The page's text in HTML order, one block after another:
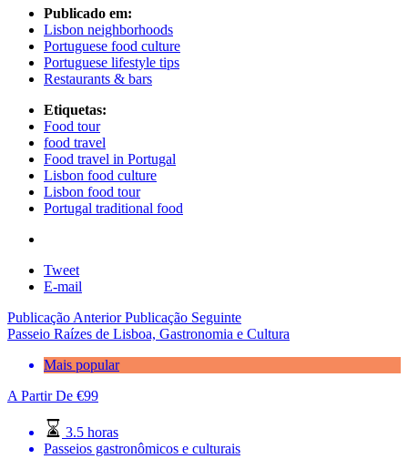
Publicado em:
Lisbon neighborhoods
Portuguese food culture
Portuguese lifestyle tips
Restaurants & bars
Etiquetas:
Food tour
food travel
Food travel in Portugal
Lisbon food culture
Lisbon food tour
Portugal traditional food
Tweet
E-mail
Publicação AnteriorPublicação Seguinte
Passeio Raízes de Lisboa, Gastronomia e Cultura
Mais popular
A Partir De €99
3.5 horas
Passeios gastronômicos e culturais